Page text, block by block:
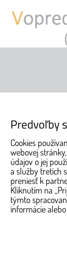
Predvoľby
Cookies
webovej
údajov o jej
a služby tretích
preniesť k
Kliknutím na
týmto
informácie